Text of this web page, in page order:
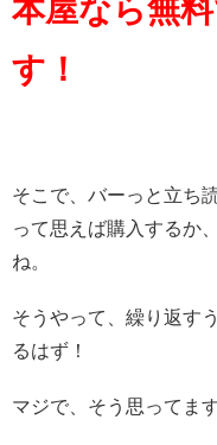
本屋なら無
す！
そこで、バーっと立ち
って思えば購入するか
ね。
そうやって、繰り返す
るはず！
マジで、そう思ってます